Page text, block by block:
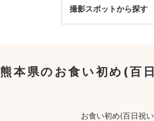
撮影スポットから探す
熊本県のお食い初め(百
お食い初め(百日祝